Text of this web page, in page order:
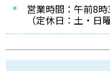
営業時間：午前8
（定休日：土・日